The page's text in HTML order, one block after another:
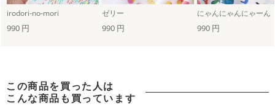
irodori-no-mori ゼリー にゃんにゃんにゃーん
990 円 990 円 990 円
この商品を買った人は
こんな商品も買っています